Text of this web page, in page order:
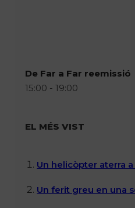
De Far a Far reemissió
15:00 - 19:00
EL MÉS VIST
Un helicòpter aterra
Un ferit greu en una